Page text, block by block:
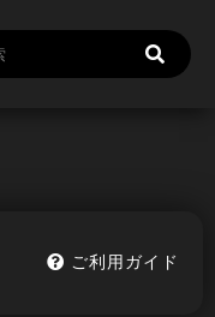
ご利用ガイド